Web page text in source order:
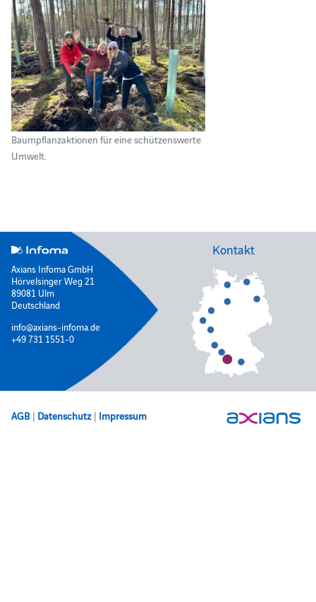
Baumpflanzaktionen für eine schützenswerte
Umwelt.
Axians Infoma GmbH
Hörvelsinger Weg 21
89081 Ulm
Deutschland
info@axians-infoma.de
+49 731 1551-0
Kontakt
AGB | Datenschutz | Impressum